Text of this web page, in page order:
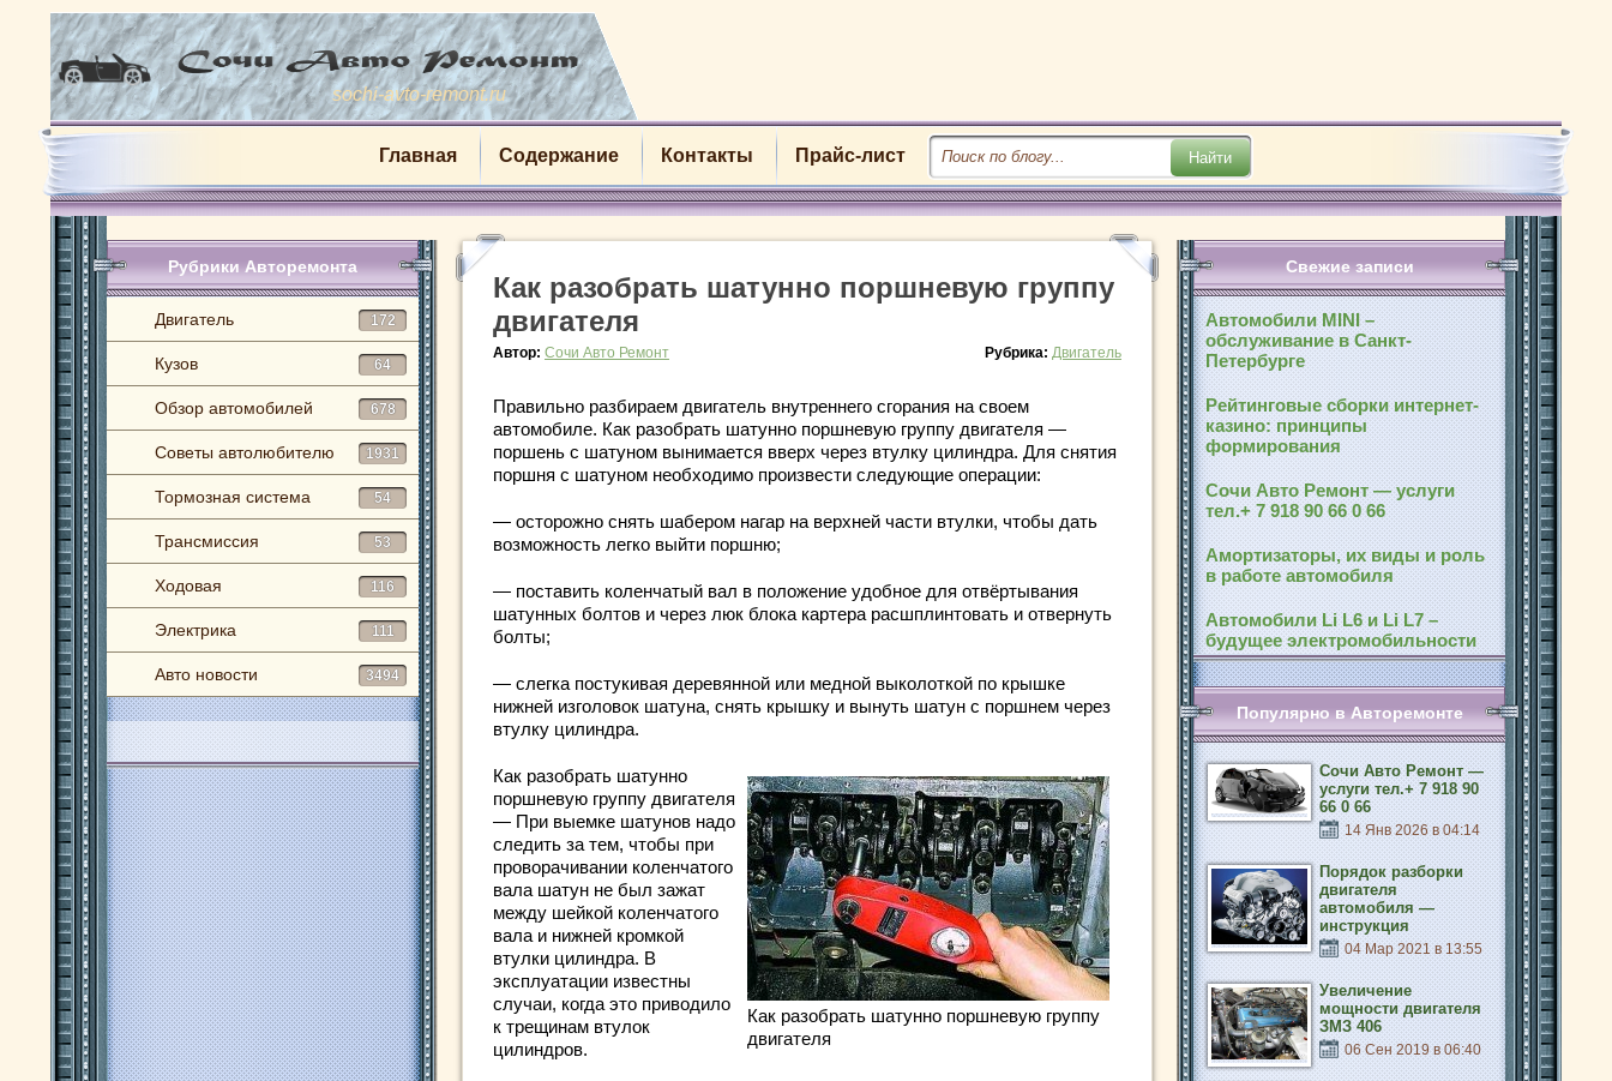
sochi-avto-remont.ru
Главная Содержание Контакты Прайс-лист
Рубрики Авторемонта
Двигатель 172
Кузов 64
Обзор автомобилей 678
Советы автолюбителю 1931
Тормозная система 54
Трансмиссия 53
Ходовая 116
Электрика 111
Авто новости 3494
Как разобрать шатунно поршневую группу
двигателя
Автор: Сочи Авто Ремонт Рубрика: Двигатель
Правильно разбираем двигатель внутреннего сгорания на своем
автомобиле. Как разобрать шатунно поршневую группу двигателя —
поршень с шатуном вынимается вверх через втулку цилиндра. Для снятия
поршня с шатуном необходимо произвести следующие операции:
— осторожно снять шабером нагар на верхней части втулки, чтобы дать
возможность легко выйти поршню;
— поставить коленчатый вал в положение удобное для отвёртывания
шатунных болтов и через люк блока картера расшплинтовать и отвернуть
болты;
— слегка постукивая деревянной или медной выколоткой по крышке
нижней изголовок шатуна, снять крышку и вынуть шатун с поршнем через
втулку цилиндра.
Как разобрать шатунно поршневую группу
двигателя
Как разобрать шатунно
поршневую группу двигателя
— При выемке шатунов надо
следить за тем, чтобы при
проворачивании коленчатого
вала шатун не был зажат
между шейкой коленчатого
вала и нижней кромкой
втулки цилиндра. В
эксплуатации известны
случаи, когда это приводило
к трещинам втулок
цилиндров.
Свежие записи
Автомобили MINI –
обслуживание в Санкт-
Петербурге
Рейтинговые сборки интернет-
казино: принципы
формирования
Сочи Авто Ремонт — услуги
тел.+ 7 918 90 66 0 66
Амортизаторы, их виды и роль
в работе автомобиля
Автомобили Li L6 и Li L7 –
будущее электромобильности
Популярно в Авторемонте
Сочи Авто Ремонт —
услуги тел.+ 7 918 90
66 0 66
14 Янв 2026 в 04:14
Порядок разборки
двигателя
автомобиля —
инструкция
04 Мар 2021 в 13:55
Увеличение
мощности двигателя
ЗМЗ 406
06 Сен 2019 в 06:40